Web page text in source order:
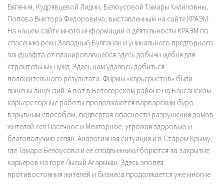
Евгения, Кудрявцевой Лидии, Белоусовой Тамары Халиловны,
Попова Виктора Фёдоровича, выставленным на сайте КРАЭМ.
На нашем сайте много информации о деятельности КРАЭМ по
спасению реки Западный Булганак и уникального предгорного
ландшафта от планировавшейся здесь добычи щебня для
строительных нужд. Здесь нам удалось добиться
положительного результата. Фирмы «карьеристов» были
лишены лицензий. А вот в Белогорском районе на Баксанском
карьере горные работы продолжаются варварским буро-
взрывным способом, подвергая опасности разрушения домов
жителей сел Пасечное и Межгорное, угрожая здоровью и
благополучию селян. Аналогичная ситуация и в Старом Крыму,
где Тамара Белоусова и её сподвижники борются за закрытие
карьеров на горе Лысый Агармыш. Здесь эпопея
противостояния жителей и бизнеса продолжается уже многие